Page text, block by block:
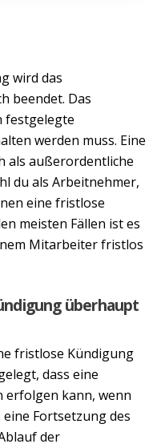
wird das
beendet. Das
festgelegte
werden muss. Eine
als außerordentliche
du als Arbeitnehmer,
eine fristlose
meisten Fällen ist es
Mitarbeiter fristlos
überhaupt
fristlose Kündigung
dass eine
kann, wenn
Fortsetzung des
der